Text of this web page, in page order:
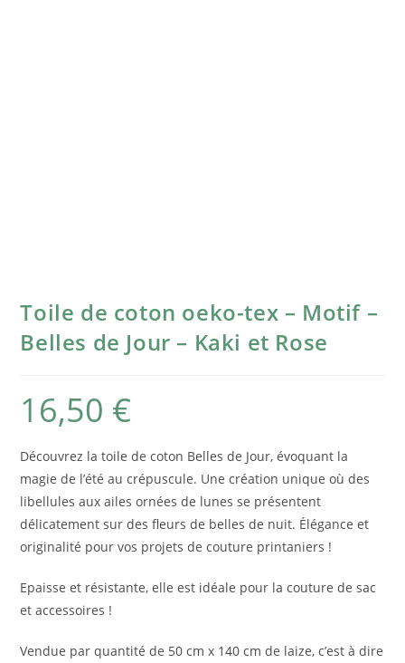
Toile de coton oeko-tex – Motif –
Belles de Jour – Kaki et Rose
16,50 €
Découvrez la toile de coton Belles de Jour, évoquant la
magie de l’été au crépuscule. Une création unique où des
libellules aux ailes ornées de lunes se présentent
délicatement sur des fleurs de belles de nuit. Élégance et
originalité pour vos projets de couture printaniers !
Epaisse et résistante, elle est idéale pour la couture de sac
et accessoires !
Vendue par quantité de 50 cm x 140 cm de laize, c’est à dire